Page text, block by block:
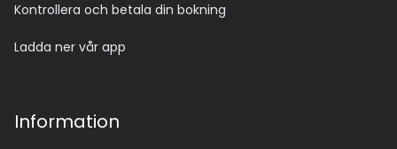
Kontrollera och betala din bokning
Ladda ner vår app
Information